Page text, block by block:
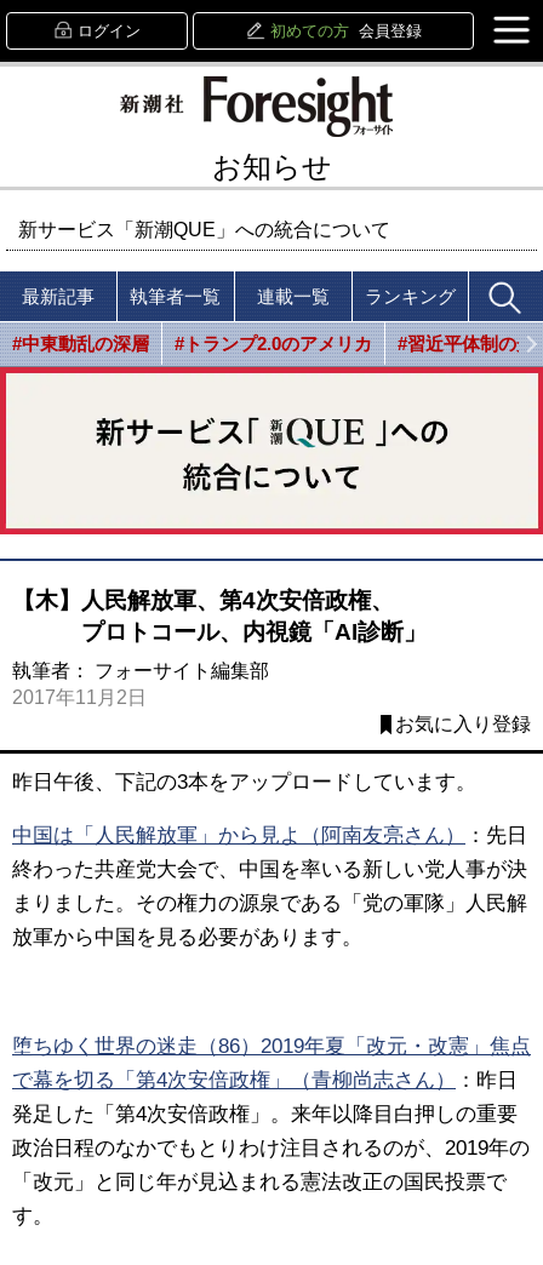
ログイン 初めての方 会員登録
お知らせ
新サービス「新潮QUE」への統合について
最新記事 執筆者一覧 連載一覧 ランキング
#中東動乱の深層 #トランプ2.0のアメリカ #習近平体制の光
【木】人民解放軍、第4次安倍政権、
プロトコール、内視鏡「AI診断」
執筆者： フォーサイト編集部
2017年11月2日
お気に入り登録
昨日午後、下記の3本をアップロードしています。
中国は「人民解放軍」から見よ（阿南友亮さん） ： 先日
終わった共産党大会で、中国を率いる新しい党人事が決
まりました。その権力の源泉である「党の軍隊」人民解
放軍から中国を見る必要があります。
堕ちゆく世界の迷走（86）2019年夏「改元・改憲」焦点
で幕を切る「第4次安倍政権」（青柳尚志さん）
： 昨日
発足した「第4次安倍政権」。来年以降目白押しの重要
政治日程のなかでもとりわけ注目されるのが、2019年の
「改元」と同じ年が見込まれる憲法改正の国民投票で
す。